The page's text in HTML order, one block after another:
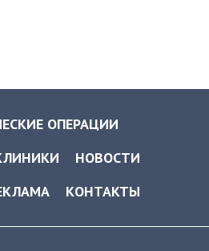
ОПЕРАЦИИ
НОВОСТИ
КОНТАКТЫ